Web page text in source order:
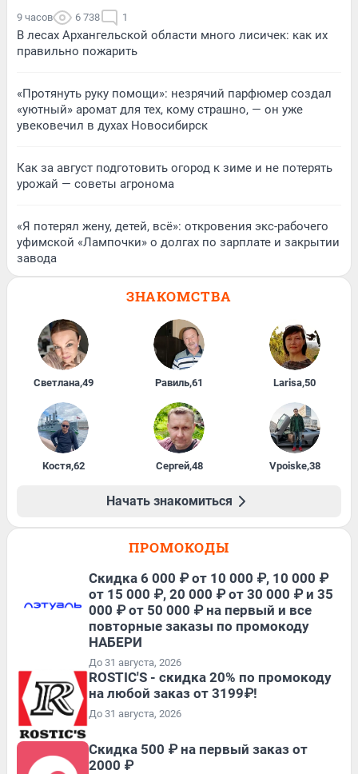
9 часов 6 738 1
В лесах Архангельской области много лисичек: как их
правильно пожарить
«Протянуть руку помощи»: незрячий парфюмер создал
«уютный» аромат для тех, кому страшно, — он уже
увековечил в духах Новосибирск
Как за август подготовить огород к зиме и не потерять
урожай — советы агронома
«Я потерял жену, детей, всё»: откровения экс-рабочего
уфимской «Лампочки» о долгах по зарплате и закрытии
завода
ЗНАКОМСТВА
Светлана,49 Равиль,61 Larisa,50
Костя,62 Сергей,48 Vpoiske,38
Начать знакомиться
ПРОМОКОДЫ
Скидка 6 000 ₽ от 10 000 ₽, 10 000 ₽
от 15 000 ₽, 20 000 ₽ от 30 000 ₽ и 35
000 ₽ от 50 000 ₽ на первый и все
повторные заказы по промокоду
НАБЕРИ
До 31 августа, 2026
ROSTIC'S - скидка 20% по промокоду
на любой заказ от 3199₽!
До 31 августа, 2026
Скидка 500 ₽ на первый заказ от
2000 ₽